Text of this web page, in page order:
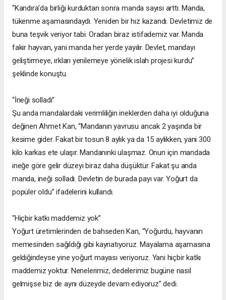
“Kandıra’da birliği kurduktan sonra manda sayısı arttı. Manda,
tükenme aşamasındaydı. Yeniden bir hız kazandı. Devletimiz de
buna teşvik veriyor tabi. Oradan biraz istifademiz var. Manda
fakir hayvan, yani manda her yerde yayılır. Devlet, mandayı
geliştirmeye, ırkları yenilemeye yönelik ıslah projesi kurdu”
şeklinde konuştu.
“İneği solladı”
Şu anda mandalardaki verimliliğin ineklerden daha iyi olduğuna
değinen Ahmet Kan, “Mandanın yavrusu ancak 2 yaşında bir
kesime gider. Fakat bir tosun 8 aylık ya da 15 aylıkken, yani 300
kilo karkas ete ulaşır. Mandanınki ulaşmaz. Onun için mandada
ineğe göre gelir düzeyi biraz daha düşüktür. Fakat şu anda
manda, ineği solladı. Devletin de burada payı var. Yoğurt da
popüler oldu” ifadelerini kullandı.
“Hiçbir katkı maddemiz yok”
Yoğurt üretimlerinden de bahseden Kan, “Yoğurdu, hayvanın
memesinden sağıldığı gibi kaynatıyoruz. Mayalama aşamasına
geldiğindeyse yine yoğurt mayası veriyoruz. Yani hiçbir katkı
maddemiz yoktur. Nenelerimiz, dedelerimiz bugüne nasıl
gelmişse biz de aynı düzeyde devam ediyoruz” dedi.